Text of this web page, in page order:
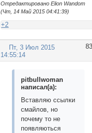
<img src="http://
<img
<img src="http://
<img src="http://
<img src="http://
Отредактировано Elion Wandom
(Чт, 14 Май 2015 04:41:39)
+2
83
Пт, 3 Июл 2015
14:55:14
pitbullwoman
написал(а):
Вставляю ссылки
смайлов, но
почему то не
появляються